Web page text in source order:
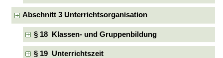
Abschnitt 3 Unterrichtsorganisation
§ 18 Klassen- und Gruppenbildung
§ 19 Unterrichtszeit